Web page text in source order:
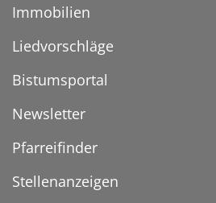
Immobilien
Liedvorschläge
Bistumsportal
Newsletter
Pfarreifinder
Stellenanzeigen